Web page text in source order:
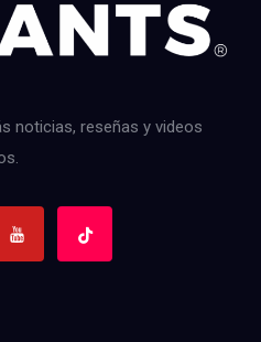
noticias, reseñas y videos